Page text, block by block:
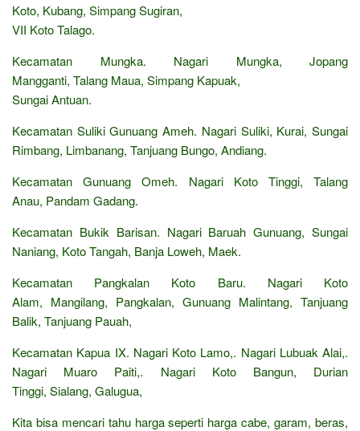
Koto, Kubang, Simpang Sugiran,
VII Koto Talago.
Kecamatan Mungka. Nagari Mungka, Jopang
Mangganti, Talang Maua, Simpang Kapuak,
Sungai Antuan.
Kecamatan Suliki Gunuang Ameh. Nagari Suliki, Kurai, Sungai
Rimbang, Limbanang, Tanjuang Bungo, Andiang.
Kecamatan Gunuang Omeh. Nagari Koto Tinggi, Talang
Anau, Pandam Gadang.
Kecamatan Bukik Barisan. Nagari Baruah Gunuang, Sungai
Naniang, Koto Tangah, Banja Loweh, Maek.
Kecamatan Pangkalan Koto Baru. Nagari Koto
Alam, Mangilang, Pangkalan, Gunuang Malintang, Tanjuang
Balik, Tanjuang Pauah,
Kecamatan Kapua IX. Nagari Koto Lamo,. Nagari Lubuak Alai,.
Nagari Muaro Paiti,. Nagari Koto Bangun, Durian
Tinggi, Sialang, Galugua,
Kita bisa mencari tahu harga seperti harga cabe, garam, beras,